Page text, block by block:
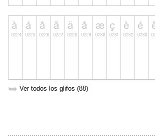
➥ Ver todos los glifos (88)